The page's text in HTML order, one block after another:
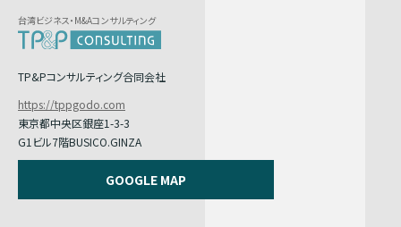
台湾ビジネス・M&Aコンサルティング
TP&Pコンサルティング合同会社
https://tppgodo.com
東京都中央区銀座1-3-3
G1ビル7階BUSICO.GINZA
GOOGLE MAP